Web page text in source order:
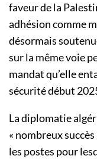
faveur de la
adhésion comme
désormais
sur la même voie
mandat qu’elle
sécurité début
La diplomatie
« nombreux
les postes pour